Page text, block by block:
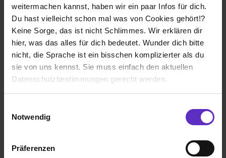
weitermachen kannst, haben wir ein paar Infos für dich.
Du hast vielleicht schon mal was von Cookies gehört!?
Keine Sorge, das ist nicht Schlimmes. Wir erklären dir
hier, was das alles für dich bedeutet. Wunder dich bitte
nicht, die Sprache ist ein bisschen komplizierter als du
sie von uns kennst. Sie muss einfach den aktuellen
Datenschutzbestimmungen gerecht werden.
Benutzung der Webseite getroffenen Einstellungen zu
Notwendig
Präferenzen
Ich würde diese Firma
weiterempfehlen!
Wie gefällt dir die Ausbildung bei deiner
Firma?
Hier in der Bank werde ich als Azubi sehr gut behandelt
und respektiert. Ich bekomme immer Hilfe wenn ich sie